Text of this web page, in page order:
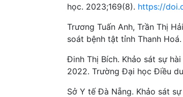
học. 2023;169(8). https://
Trương Tuấn Anh, Trần Thị
soát bệnh tật tỉnh Thanh
Đinh Thị Bích. Khảo sát sự
2022. Trường Đại học Điều
Sở Y tế Đà Nẵng. Khảo sát